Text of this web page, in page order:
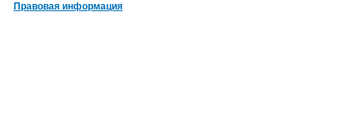
Правовая информация